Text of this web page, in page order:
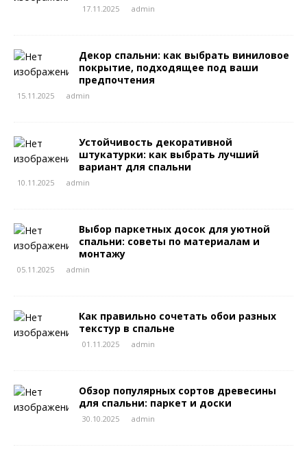
17.11.2025 admin
Декор спальни: как выбрать виниловое
покрытие, подходящее под ваши
предпочтения
15.11.2025 admin
Устойчивость декоративной
штукатурки: как выбрать лучший
вариант для спальни
10.11.2025 admin
Выбор паркетных досок для уютной
спальни: советы по материалам и
монтажу
05.11.2025 admin
Как правильно сочетать обои разных
текстур в спальне
01.11.2025 admin
Обзор популярных сортов древесины
для спальни: паркет и доски
30.10.2025 admin